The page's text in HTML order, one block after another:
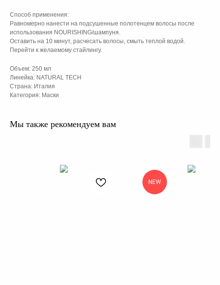
Способ применения:
Равномерно нанести на подсушенные полотенцем волосы после
использования NOURISHING/шампуня.
Оставить на 10 минут, расчесать волосы, смыть теплой водой.
Перейти к желаемому стайлингу.
Объем: 250 мл
Линейка: NATURAL TECH
Страна: Италия
Категория: Маски
Мы также рекомендуем вам
NEW